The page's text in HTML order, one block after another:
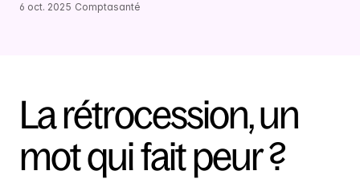
6 oct. 2025 Comptasanté
La rétrocession, un
mot qui fait peur ?